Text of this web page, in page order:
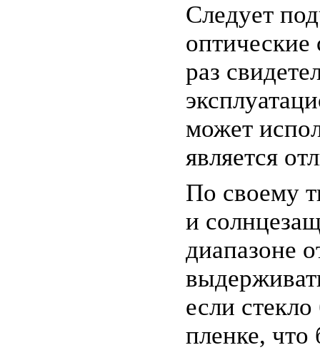
Следует
раз
может
является
По своему
и
диапазоне
если
пленке, что